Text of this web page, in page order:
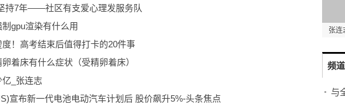
持7年——社区有支爱心理发服务队
制gpu渲染有什么用
！高考结束后值得打卡的20件事
着床有什么症状（受精卵着床）
亿_张连志
宣布新一代电池电动汽车计划后 股价飙升5%-头条焦点
张连
频